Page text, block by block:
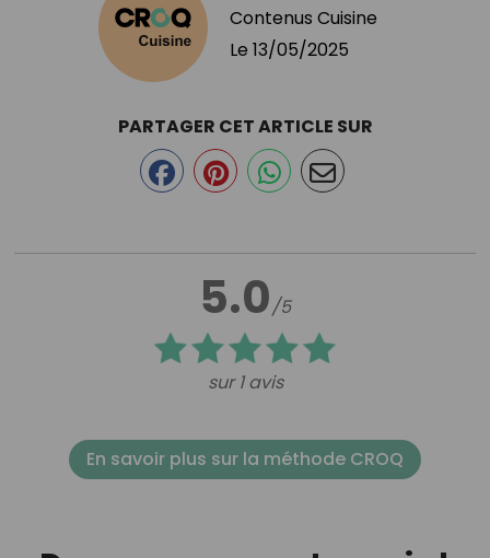
Contenus Cuisine
Le 13/05/2025
5.0/5
sur 1 avis
PARTAGER CET ARTICLE SUR
En savoir plus sur la méthode CROQ